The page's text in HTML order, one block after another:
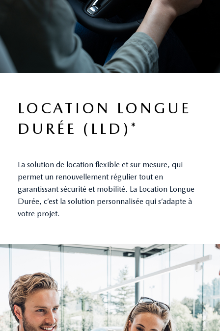
LOCATION LONGUE
DURÉE (LLD)*
La solution de location flexible et sur mesure, qui
permet un renouvellement régulier tout en
garantissant sécurité et mobilité. La Location Longue
Durée, c’est la solution personnalisée qui s’adapte à
votre projet.